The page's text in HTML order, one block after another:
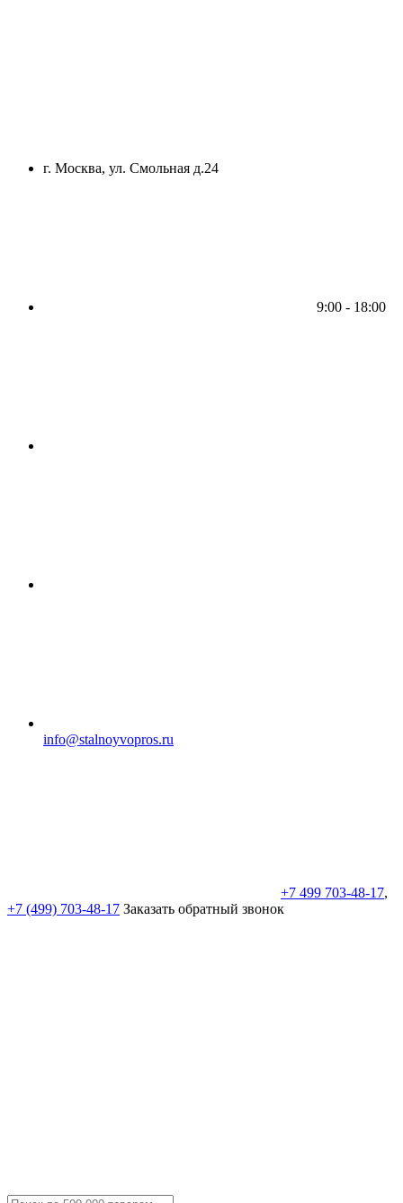
г. Москва, ул. Смольная д.24
9:00 - 18:00
info@stalnoyvopros.ru
+7 499 703-48-17,
+7 (499) 703-48-17 Заказать обратный звонок